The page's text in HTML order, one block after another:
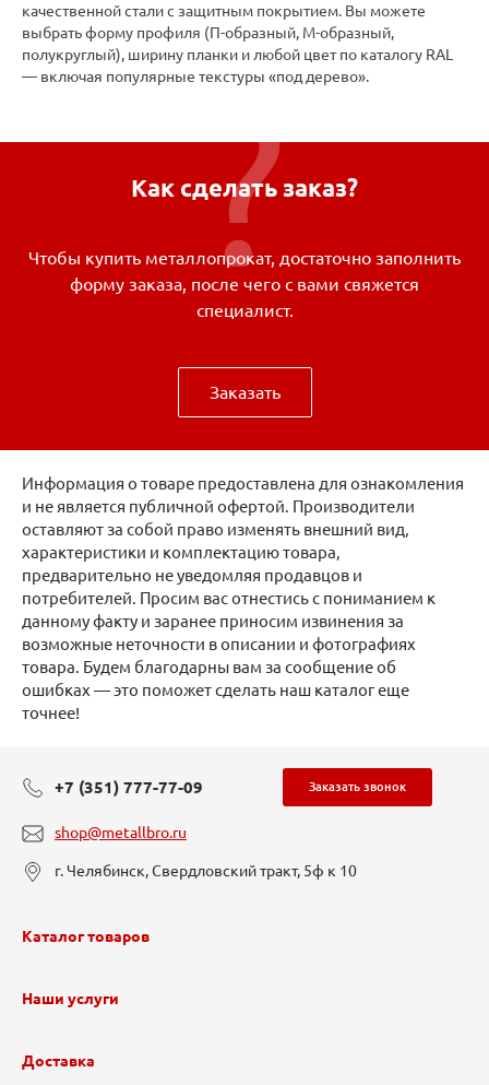
качественной стали с защитным покрытием. Вы можете
выбрать форму профиля (П-образный, М-образный,
полукруглый), ширину планки и любой цвет по каталогу RAL
— включая популярные текстуры «под дерево».
Как сделать заказ?
Чтобы купить металлопрокат, достаточно заполнить
форму заказа, после чего с вами свяжется
специалист.
Заказать
Информация о товаре предоставлена для ознакомления
и не является публичной офертой. Производители
оставляют за собой право изменять внешний вид,
характеристики и комплектацию товара,
предварительно не уведомляя продавцов и
потребителей. Просим вас отнестись с пониманием к
данному факту и заранее приносим извинения за
возможные неточности в описании и фотографиях
товара. Будем благодарны вам за сообщение об
ошибках — это поможет сделать наш каталог еще
точнее!
+7 (351) 777-77-09 Заказать звонок
shop@metallbro.ru
г. Челябинск, Свердловский тракт, 5ф к 10
Каталог товаров
Наши услуги
Доставка